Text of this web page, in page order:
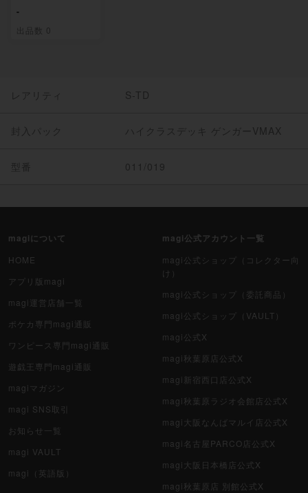
-
出品数 0
レアリティ S-TD
封入パック ハイクラスデッキ ゲンガーVMAX
型番 011/019
magiについて
HOME
アプリ版magi
magi運営店舗一覧
ポケカ専門magi通販
ワンピース専門magi通販
遊戯王専門magi通販
magiマガジン
magi SNS取引
お知らせ一覧
magi VAULT
magi（英語版）
magi公式アカウント一覧
magi公式ショップ（コレクター向
け）
magi公式ショップ（委託商品）
magi公式ショップ（VAULT）
magi公式X
magi秋葉原店公式X
magi新宿西口店公式X
magi秋葉原ラジオ会館店公式X
magi大阪なんばマルイ店公式X
magi名古屋PARCO店公式X
magi大阪日本橋店公式X
magi秋葉原店 別館公式X